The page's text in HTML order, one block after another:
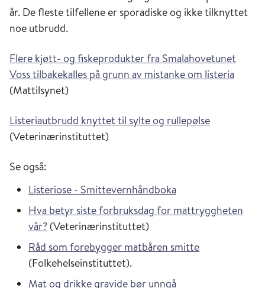
år. De fleste tilfellene er sporadiske og ikke tilknyttet
noe utbrudd.
Flere kjøtt- og fiskeprodukter fra Smalahovetunet
Voss tilbakekalles på grunn av mistanke om listeria
(Mattilsynet)
Listeriautbrudd knyttet til sylte og rullepølse
(Veterinærinstituttet)
Se også:
Listeriose - Smittevernhåndboka
Hva betyr siste forbruksdag for mattryggheten
vår? (Veterinærinstituttet)
Råd som forebygger matbåren smitte
(Folkehelseinstituttet).
Mat og drikke gravide bør unngå